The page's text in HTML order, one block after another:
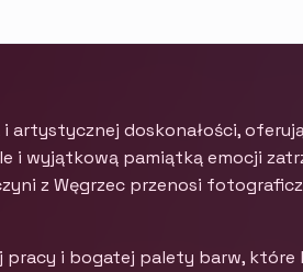
i artystycznej doskonałości,
i wyjątkową pamiątką emocji
z Węgrzec przenosi
i bogatej palety barw, które